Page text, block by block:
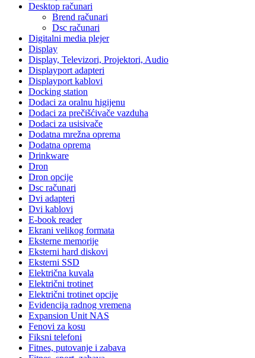
Desktop računari
Brend računari
Dsc računari
Digitalni media plejer
Display
Display, Televizori, Projektori, Audio
Displayport adapteri
Displayport kablovi
Docking station
Dodaci za oralnu higijenu
Dodaci za prečišćivače vazduha
Dodaci za usisivače
Dodatna mrežna oprema
Dodatna oprema
Drinkware
Dron
Dron opcije
Dsc računari
Dvi adapteri
Dvi kablovi
E-book reader
Ekrani velikog formata
Eksterne memorije
Eksterni hard diskovi
Eksterni SSD
Električna kuvala
Električni trotinet
Električni trotinet opcije
Evidencija radnog vremena
Expansion Unit NAS
Fenovi za kosu
Fiksni telefoni
Fitnes, putovanje i zabava